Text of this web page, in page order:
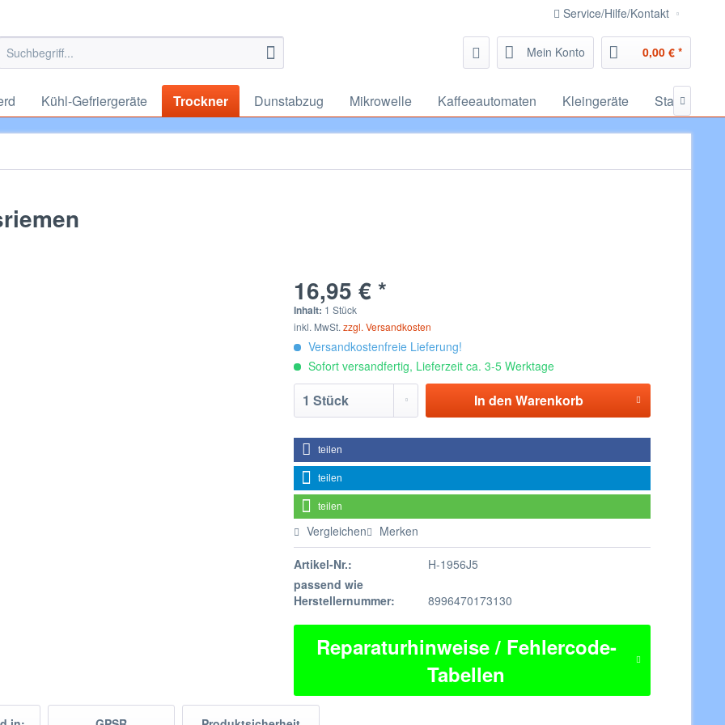
Service/Hilfe/Kontakt
Mein Konto 0,00 € *
Kühl-Gefriergeräte Trockner Dunstabzug Mikrowelle Kaffeeautomaten Kleingeräte 
16,95 € *
Inhalt: 1 Stück
inkl. MwSt.zzgl. Versandkosten
Versandkostenfreie Lieferung!
Sofort versandfertig, Lieferzeit ca. 3-5 Werktage
In den Warenkorb
teilen
teilen
teilen
Vergleichen Merken
Artikel-Nr.:
H-1956J5
passend wie
Herstellernummer:
8996470173130
Reparaturhinweise / Fehlercode-
Tabellen